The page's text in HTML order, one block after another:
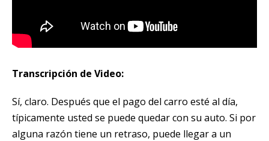
Transcripción de Video:
Sí, claro. Después que el pago del carro esté al día,
típicamente usted se puede quedar con su auto. Si por
alguna razón tiene un retraso, puede llegar a un